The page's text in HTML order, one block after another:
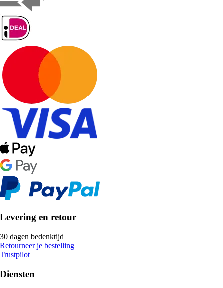
Levering en retour
30 dagen bedenktijd
Retourneer je bestelling
Trustpilot
Diensten